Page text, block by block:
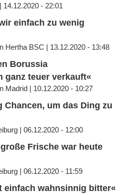
14.12.2020 - 22:01
einfach zu wenig
Hertha BSC | 13.12.2020 - 13:48
Borussia
ganz teuer verkauft«
Madrid | 10.12.2020 - 10:27
Chancen, um das Ding zu
| 06.12.2020 - 12:00
Frische war heute
| 06.12.2020 - 11:59
einfach wahnsinnig bitter«